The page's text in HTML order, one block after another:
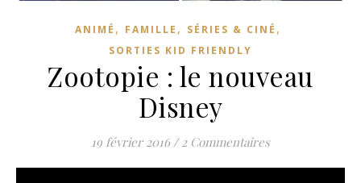
ANIMÉ , FAMILLE , SÉRIES & CINÉ ,
SORTIES KID FRIENDLY
Zootopie : le nouveau
Disney
19 février 2016 / 2 Commentaires